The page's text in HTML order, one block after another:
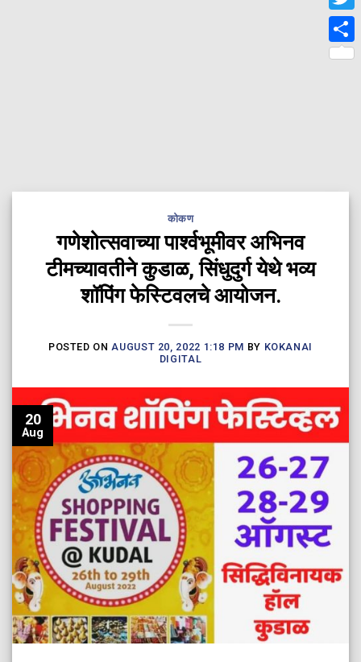
कोकण
गणेशोत्सवाच्या पार्श्वभूमीवर अभिनव
टीमच्यावतीने कुडाळ, सिंधुदुर्ग येथे भव्य
शॉपिंग फेस्टिवलचे आयोजन.
POSTED ONAUGUST 20, 2022 1:18 PM BY KOKANAI
DIGITAL
20
Aug